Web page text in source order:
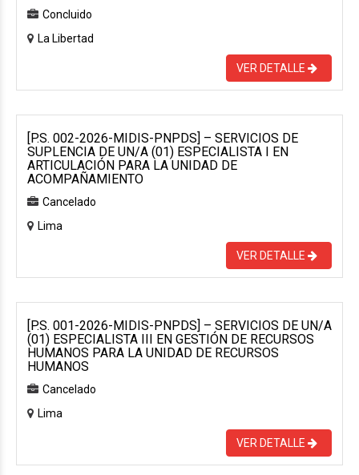
Concluido
La Libertad
VER DETALLE
[P.S. 002-2026-MIDIS-PNPDS] – SERVICIOS DE
SUPLENCIA DE UN/A (01) ESPECIALISTA I EN
ARTICULACIÓN PARA LA UNIDAD DE
ACOMPAÑAMIENTO
Cancelado
Lima
VER DETALLE
[P.S. 001-2026-MIDIS-PNPDS] – SERVICIOS DE UN/A
(01) ESPECIALISTA III EN GESTIÓN DE RECURSOS
HUMANOS PARA LA UNIDAD DE RECURSOS
HUMANOS
Cancelado
Lima
VER DETALLE